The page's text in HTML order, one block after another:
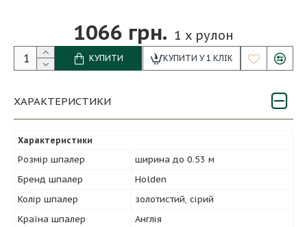
1066 грн. 1 x рулон
КУПИТИ КУПИТИ У 1 КЛІК
ХАРАКТЕРИСТИКИ
Характеристики
Розмір шпалер
ширина до 0.53 м
Бренд шпалер
Holden
Колір шпалер
золотистий, сірий
Країна шпалер
Англія